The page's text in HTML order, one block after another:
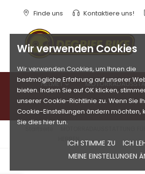
Wir verwenden Cookies
Wir verwenden Cookies, um Ihnen die
bestmögliche Erfahrung auf unserer
bieten. Indem Sie auf OK klicken,
unserer Cookie-Richtlinie zu. Wenn Sie
Cookie-Einstellungen ändern möchten,
Sie dies hier tun.
ICH STIMME ZU
ICH
MEINE EINSTELLUNGEN
Finde uns Kontaktiere uns!
HELMET
HERREN